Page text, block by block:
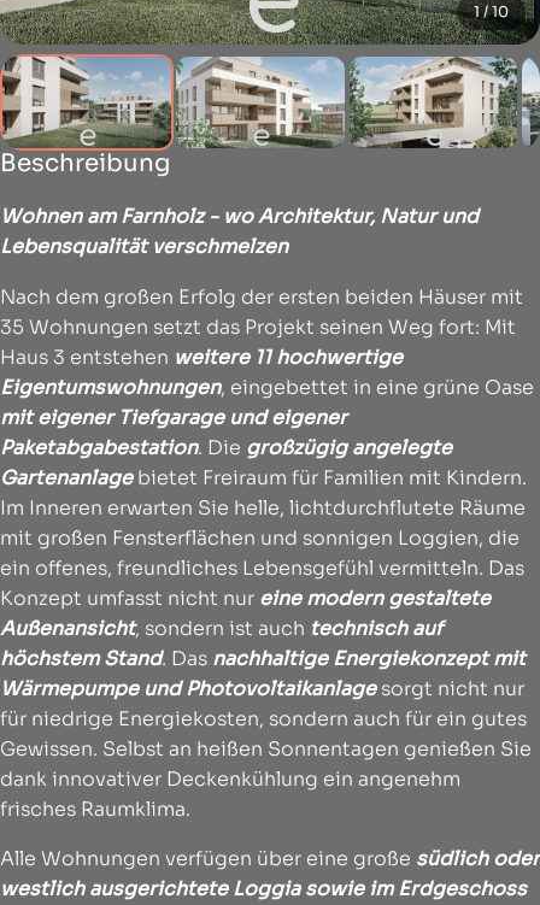
1 / 10
Beschreibung
Wohnen am Farnholz - wo Architektur, Natur und
Lebensqualität verschmelzen
Nach dem großen Erfolg der ersten beiden Häuser mit
35 Wohnungen setzt das Projekt seinen Weg fort: Mit
Haus 3 entstehen weitere 11 hochwertige
Eigentumswohnungen, eingebettet in eine grüne Oase
mit eigener Tiefgarage und eigener
Paketabgabestation. Die großzügig angelegte
Gartenanlagebietet Freiraum für Familien mit Kindern.
Im Inneren erwarten Sie helle, lichtdurchflutete Räume
mit großen Fensterflächen und sonnigen Loggien, die
ein offenes, freundliches Lebensgefühl vermitteln. Das
Konzept umfasst nicht nur eine modern gestaltete
Außenansicht, sondern ist auch technisch auf
höchstem Stand. Das nachhaltige Energiekonzept mit
Wärmepumpe und Photovoltaikanlagesorgt nicht nur
für niedrige Energiekosten, sondern auch für ein gutes
Gewissen. Selbst an heißen Sonnentagen genießen Sie
dank innovativer Deckenkühlung ein angenehm
frisches Raumklima.
Alle Wohnungen verfügen über eine große südlich oder
westlich ausgerichtete Loggia sowie im Erdgeschoss